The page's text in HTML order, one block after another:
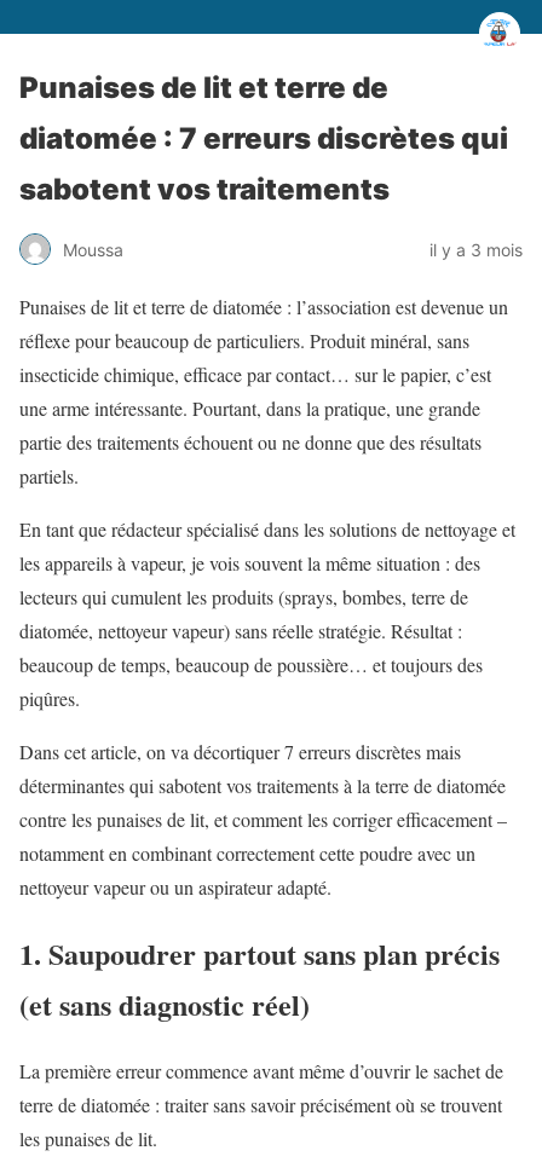
Punaises de lit et terre de
diatomée : 7 erreurs discrètes qui
sabotent vos traitements
Moussa il y a 3 mois
Punaises de lit et terre de diatomée : l’association est devenue un
réflexe pour beaucoup de particuliers. Produit minéral, sans
insecticide chimique, efficace par contact… sur le papier, c’est
une arme intéressante. Pourtant, dans la pratique, une grande
partie des traitements échouent ou ne donne que des résultats
partiels.
En tant que rédacteur spécialisé dans les solutions de nettoyage et
les appareils à vapeur, je vois souvent la même situation : des
lecteurs qui cumulent les produits (sprays, bombes, terre de
diatomée, nettoyeur vapeur) sans réelle stratégie. Résultat :
beaucoup de temps, beaucoup de poussière… et toujours des
piqûres.
Dans cet article, on va décortiquer 7 erreurs discrètes mais
déterminantes qui sabotent vos traitements à la terre de diatomée
contre les punaises de lit, et comment les corriger efficacement –
notamment en combinant correctement cette poudre avec un
nettoyeur vapeur ou un aspirateur adapté.
1. Saupoudrer partout sans plan précis
(et sans diagnostic réel)
La première erreur commence avant même d’ouvrir le sachet de
terre de diatomée : traiter sans savoir précisément où se trouvent
les punaises de lit.